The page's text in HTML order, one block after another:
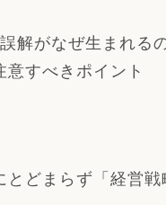
解がなぜ生まれる
意すべきポイント
どまらず「経営